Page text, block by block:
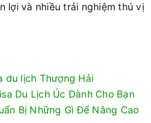
lợi và nhiều trải nghiệm thú vị
du lịch Thượng Hải
Du Lịch Úc Dành Cho Bạn
Bị Những Gì Để Nâng Cao